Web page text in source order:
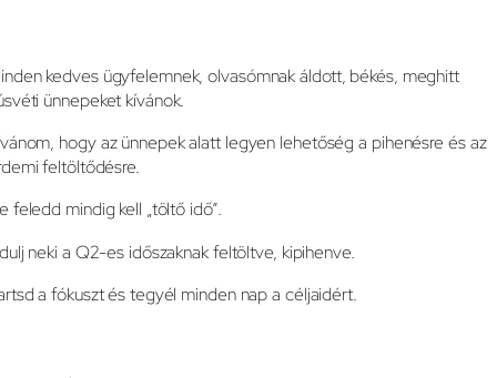
kedves ügyfelemnek, olvasómnak áldott, békés, meghitt
ünnepeket kívánok.
hogy az ünnepek alatt legyen lehetőség a pihenésre és az
feltöltődésre.
feledd mindig kell „töltő idő”.
neki a Q2-es időszaknak feltöltve, kipihenve.
a fókuszt és tegyél minden nap a céljaidért.